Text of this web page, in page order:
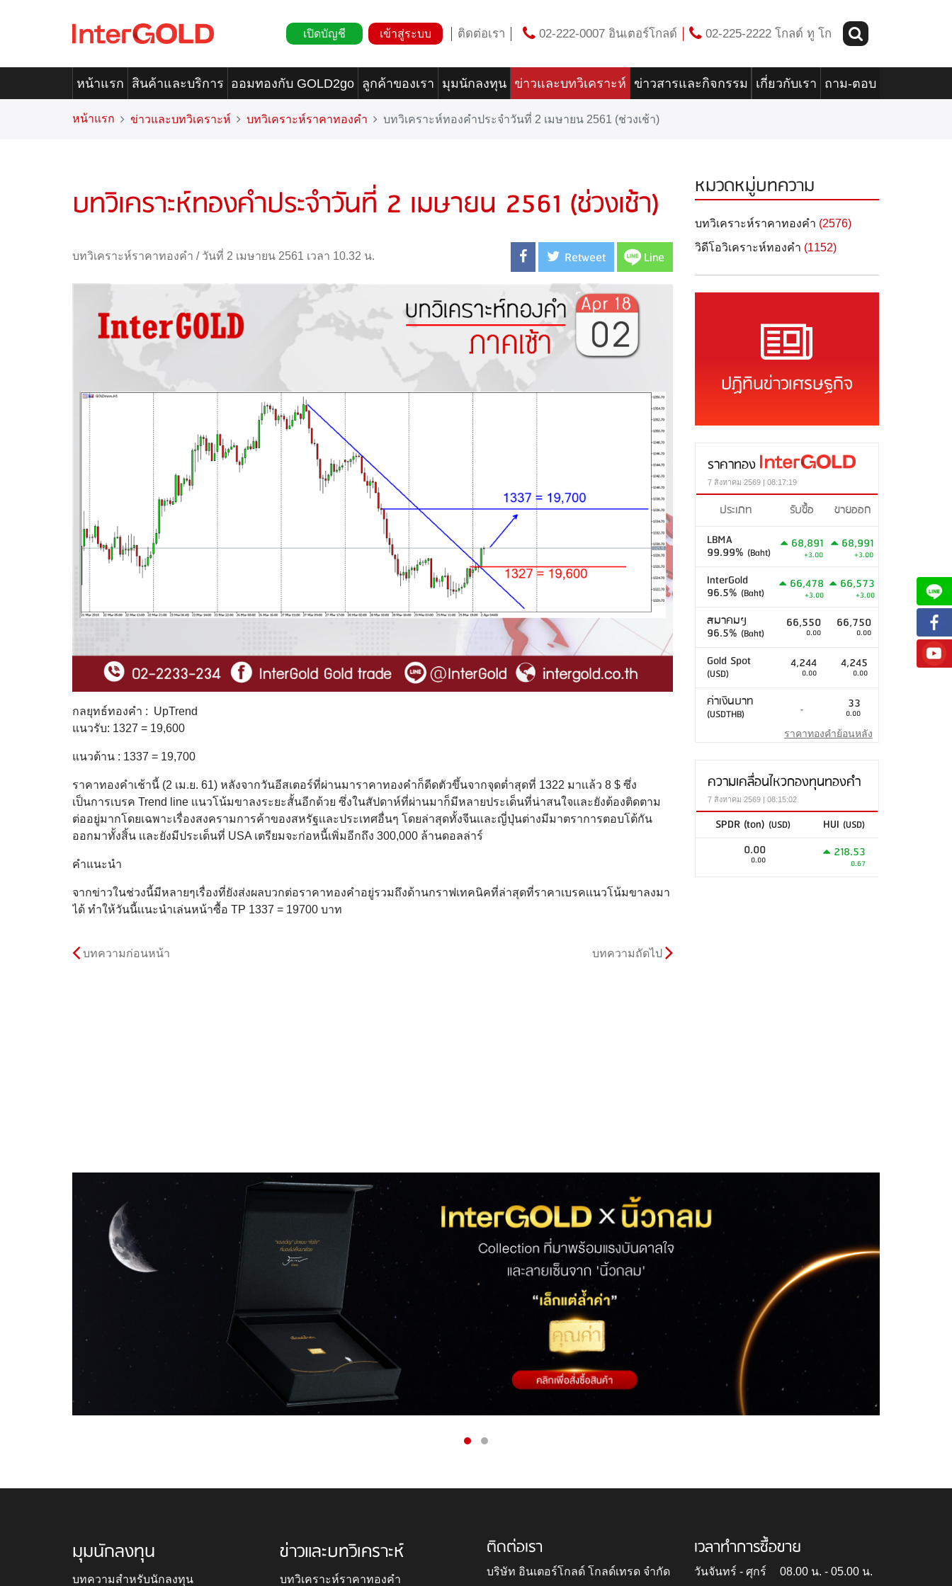
เปิดบัญชี เข้าสู่ระบบ ติดต่อเรา 02-222-0007 อินเตอร์โกลด์ 02-225-2222 โกลด์ ทู โก
หน้าแรก สินค้าและบริการ ออมทองกับ GOLD2go ลูกค้าของเรา มุมนักลงทุน ข่าวและบทวิเคราะห์ ข่าวสารและกิจกรรม เกี่ยวกับเรา ถาม-ตอบ
หน้าแรก ข่าวและบทวิเคราะห์ บทวิเคราะห์ราคาทองคำ บทวิเคราะห์ทองคำประจำวันที่ 2 เมษายน 2561 (ช่วงเช้า)
บทวิเคราะห์ทองคำประจำวันที่ 2 เมษายน 2561 (ช่วงเช้า)
บทวิเคราะห์ราคาทองคำ / วันที่ 2 เมษายน 2561 เวลา 10.32 น. Retweet Line
กลยุทธ์ทองคำ : UpTrend
แนวรับ: 1327 = 19,600
แนวต้าน : 1337 = 19,700
ราคาทองคำเช้านี้ (2 เม.ย. 61) หลังจากวันอีสเตอร์ที่ผ่านมาราคาทองคำก็ดีดตัวขึ้นจากจุดต่ำสุดที่ 1322 มาเเล้ว 8 $ ซึ่ง
เป็นการเบรค Trend line เเนวโน้มขาลงระยะสั้นอีกด้วย ซึ่งในสัปดาห์ที่ผ่านมาก็มีหลายประเด็นที่น่าสนใจเเละยังต้องติดตาม
ต่ออยู่มากโดยเฉพาะเรื่องสงครามการค้าของสหรัฐเเละประเทศอื่นๆ โดยล่าสุดทั้งจีนเเละญี่ปุ่นต่างมีมาตราการตอบโต้กัน
ออกมาทั้งสิ้น เเละยังมีประเด็นที่ USA เตรียมจะก่อหนี้เพิ่มอีกถึง 300,000 ล้านดอลล่าร์
คำแนะนำ
จากข่าวในช่วงนี้มีหลายๆเรื่องที่ยังส่งผลบวกต่อราคาทองคำอยู่รวมถึงด้านกราฟเทคนิคที่ล่าสุดที่ราคาเบรคเเนวโน้มขาลงมา
ได้ ทำให้วันนี้เเนะนำเล่นหน้าซื้อ TP 1337 = 19700 บาท
บทความก่อนหน้า บทความถัดไป
หมวดหมู่บทความ
บทวิเคราะห์ราคาทองคำ (2576)
วิดีโอวิเคราะห์ทองคำ (1152)
ปฏิทินข่าวเศรษฐกิจ
ราคาทอง
7 สิงหาคม 2569 | 08:17:19
ประเภท รับซื้อ
ขายออก
LBMA
99.99% (Baht)
68,891
+3.00
68,991
+3.00
InterGold
96.5% (Baht)
66,478
+3.00
66,573
+3.00
สมาคมฯ
96.5% (Baht)
66,550
0.00
66,750
0.00
Gold Spot
(USD)
4,244
0.00
4,245
0.00
ค่าเงินบาท
(USDTHB) - 33
0.00
ราคาทองคำย้อนหลัง
ความเคลื่อนไหวกองทุนทองคำ
7 สิงหาคม 2569 | 08:15:02
SPDR (ton) (USD) HUI (USD)
0.00
0.00 218.53
0.67
มุมนักลงทุน
บทความสำหรับนักลงทุน
ข่าวและบทวิเคราะห์
บทวิเคราะห์ราคาทองคำ
ติดต่อเรา
บริษัท อินเตอร์โกลด์ โกลด์เทรด จำกัด
เวลาทำการซื้อขาย
วันจันทร์ - ศุกร์ 08.00 น. - 05.00 น.